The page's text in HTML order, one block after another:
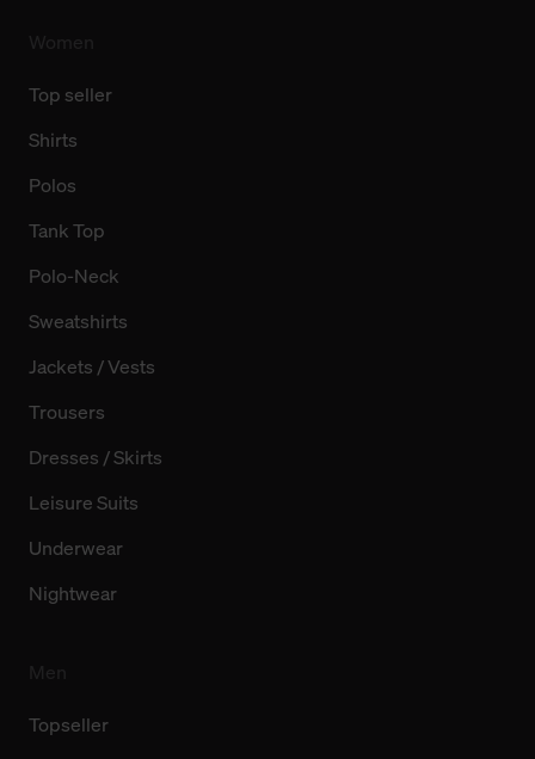
Top seller
Shirts
Polos
Tank Top
Polo-Neck
Sweatshirts
Jackets / Vests
Trousers
Dresses / Skirts
Leisure Suits
Underwear
Nightwear
Topseller